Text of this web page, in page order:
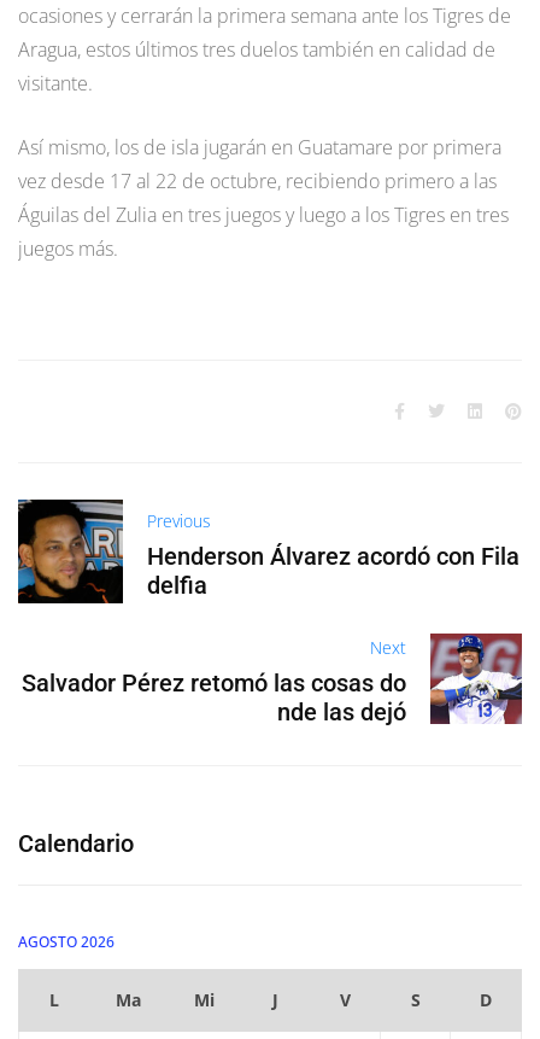
ocasiones y cerrarán la primera semana ante los Tigres de
Aragua, estos últimos tres duelos también en calidad de
visitante.
Así mismo, los de isla jugarán en Guatamare por primera
vez desde 17 al 22 de octubre, recibiendo primero a las
Águilas del Zulia en tres juegos y luego a los Tigres en tres
juegos más.
Previous
Henderson Álvarez acordó con Fila
delfia
Next
Salvador Pérez retomó las cosas do
nde las dejó
Calendario
AGOSTO 2026
L Ma Mi J V S D